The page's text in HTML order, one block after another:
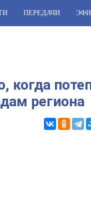
ПЕРЕДАЧИ
когда
региона